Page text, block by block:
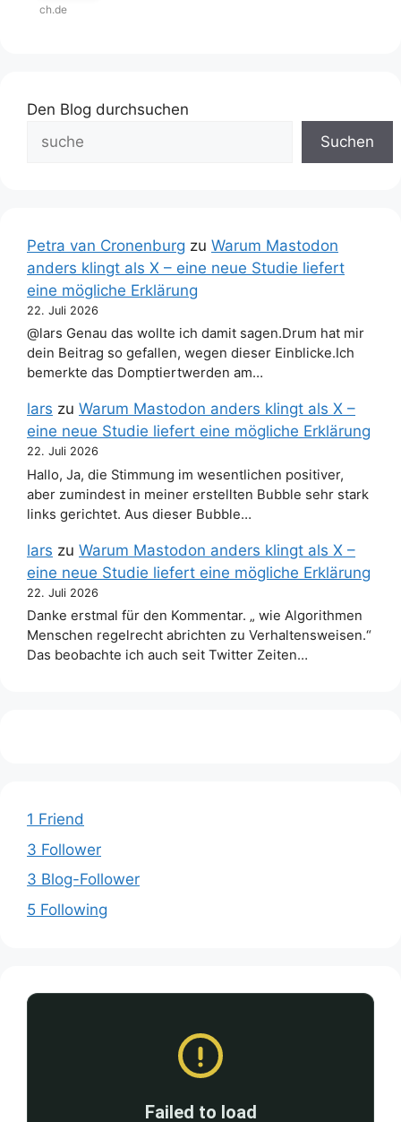
ch.de
Den Blog durchsuchen
Suchen
Petra van Cronenburg zu Warum Mastodon
anders klingt als X – eine neue Studie liefert
eine mögliche Erklärung
22. Juli 2026
@lars Genau das wollte ich damit sagen.Drum hat mir
dein Beitrag so gefallen, wegen dieser Einblicke.Ich
bemerkte das Domptiertwerden am…
lars zu Warum Mastodon anders klingt als X –
eine neue Studie liefert eine mögliche Erklärung
22. Juli 2026
Hallo, Ja, die Stimmung im wesentlichen positiver,
aber zumindest in meiner erstellten Bubble sehr stark
links gerichtet. Aus dieser Bubble…
lars zu Warum Mastodon anders klingt als X –
eine neue Studie liefert eine mögliche Erklärung
22. Juli 2026
Danke erstmal für den Kommentar. „ wie Algorithmen
Menschen regelrecht abrichten zu Verhaltensweisen.“
Das beobachte ich auch seit Twitter Zeiten…
1 Friend
3 Follower
3 Blog-Follower
5 Following